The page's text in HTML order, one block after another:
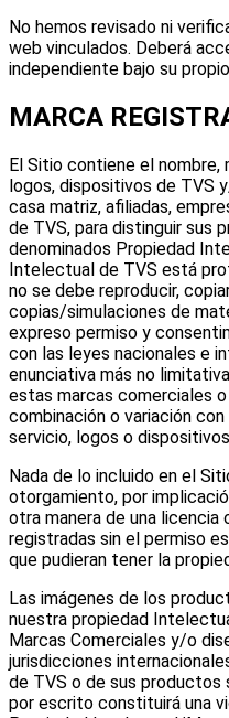
No hemos revisado ni
web vinculados. Deberá
independiente bajo su
MARCA
El Sitio contiene el nombre,
logos, dispositivos de TVS
casa matriz, afiliadas,
de TVS, para distinguir sus
denominados Propiedad
Intelectual de TVS está
no se debe reproducir,
copias/simulaciones de
expreso permiso y
con las leyes nacionales e
enunciativa más no
estas marcas comerciales
combinación o variación
servicio, logos o
Nada de lo incluido en el
otorgamiento, por
otra manera de una licencia
registradas sin el permiso
que pudieran tener la
Las imágenes de los
nuestra propiedad
Marcas Comerciales y/o
jurisdicciones
de TVS o de sus
por escrito constituirá una